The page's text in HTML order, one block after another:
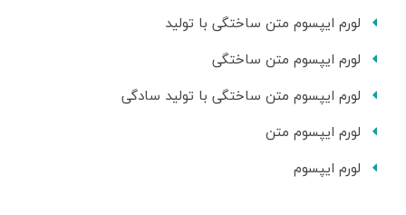
لورم ایپسوم متن ساختگی با تولید
لورم ایپسوم متن ساختگی
لورم ایپسوم متن ساختگی با تولید سادگی
لورم ایپسوم متن
لورم ایپسوم